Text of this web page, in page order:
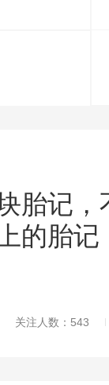
记，
的胎
关注人数：543